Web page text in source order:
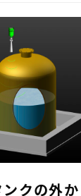
クの外